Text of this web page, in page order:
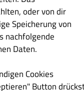
oder von dir
Speicherung von
nachfolgende
Daten.
Cookies
Button